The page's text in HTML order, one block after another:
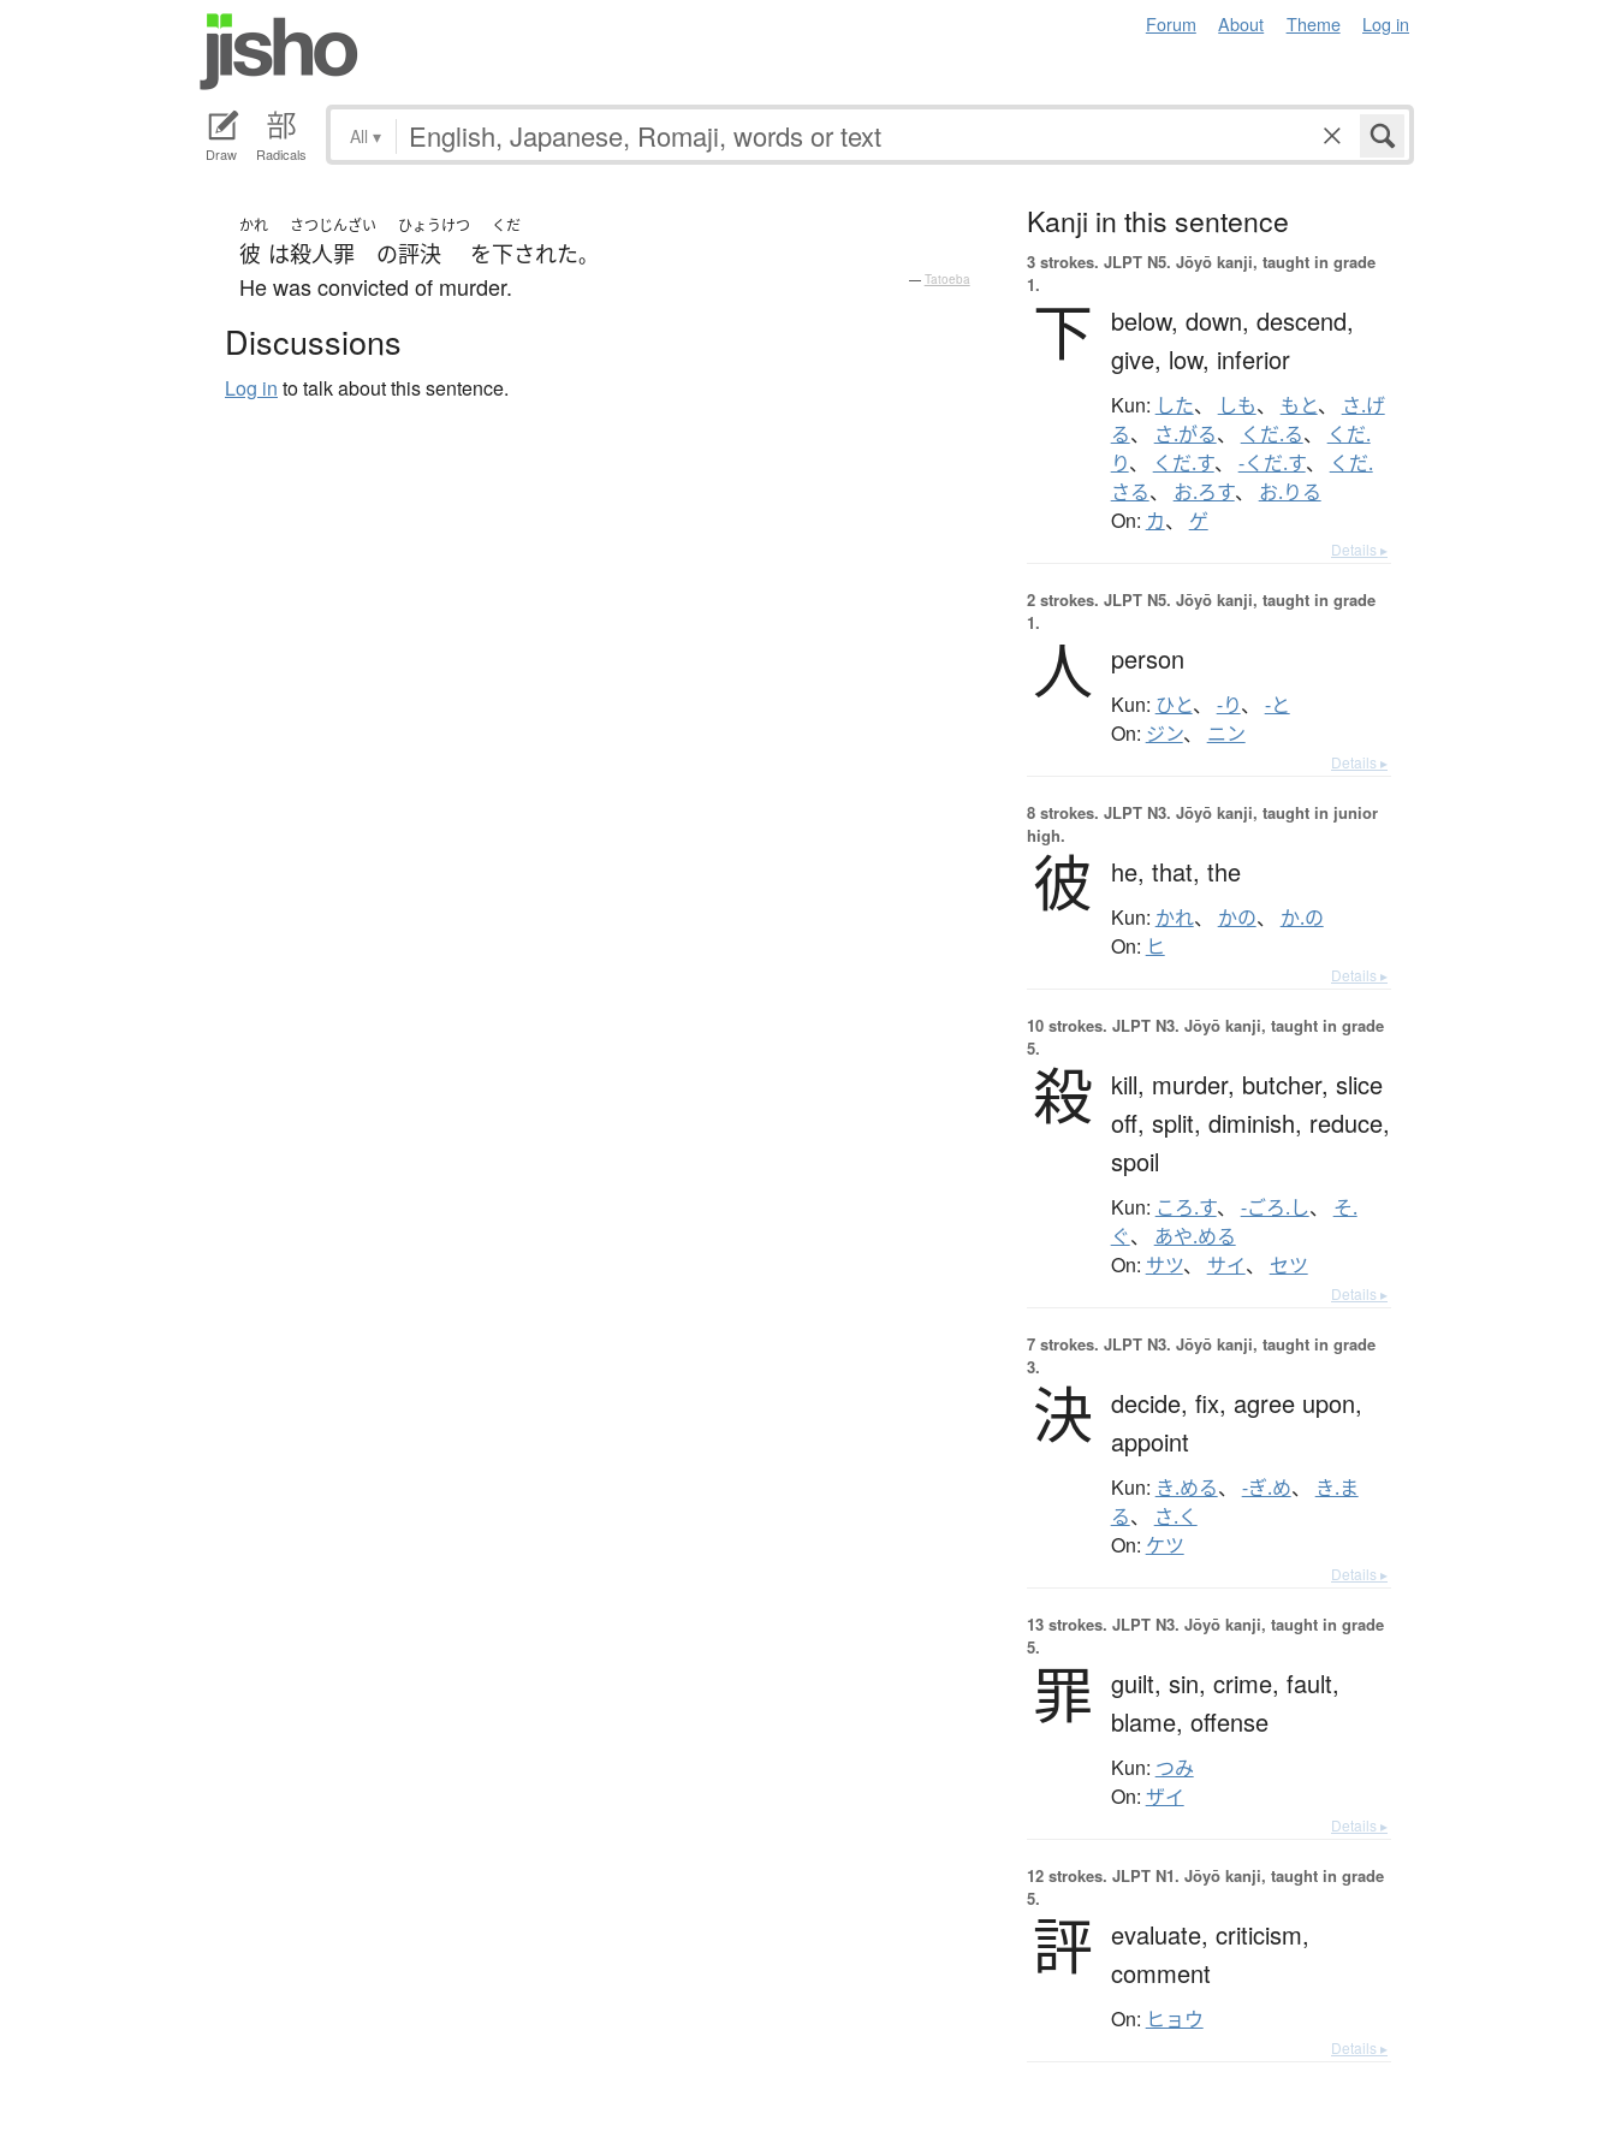
Forum About Theme Log in
Draw Radicals
All ▾
かれ
彼 は
さつじんざい
殺人罪 の
ひょうけつ
評決 を
くだ
下された。
He was convicted of murder. — Tatoeba
Discussions
Log in to talk about this sentence.
Kanji in this sentence
3 strokes. JLPT N5. Jōyō kanji, taught in grade
1.
下 below, down, descend,
give, low, inferior
Kun: した、 しも、 もと、
さ.げ
る、 さ.がる、 くだ.る、
くだ.
り、 くだ.す、 -くだ.す、
くだ.
さる、 お.ろす、 お.りる
On: カ、 ゲ
Details ▸
2 strokes. JLPT N5. Jōyō kanji, taught in grade
1.
人 person
Kun: ひと、 -り、 -と
On: ジン、 ニン
Details ▸
8 strokes. JLPT N3. Jōyō kanji, taught in junior
high.
彼 he, that, the
Kun: かれ、 かの、 か.の
On: ヒ
Details ▸
10 strokes. JLPT N3. Jōyō kanji, taught in grade
5.
殺 kill, murder, butcher, slice
off, split, diminish, reduce,
spoil
Kun: ころ.す、 -ごろ.し、 そ.
ぐ、 あや.める
On: サツ、 サイ、 セツ
Details ▸
7 strokes. JLPT N3. Jōyō kanji, taught in grade
3.
決 decide, fix, agree upon,
appoint
Kun: き.める、 -ぎ.め、
き.ま
る、 さ.く
On: ケツ
Details ▸
13 strokes. JLPT N3. Jōyō kanji, taught in grade
5.
罪 guilt, sin, crime, fault,
blame, offense
Kun: つみ
On: ザイ
Details ▸
12 strokes. JLPT N1. Jōyō kanji, taught in grade
5.
評 evaluate, criticism,
comment
On: ヒョウ
Details ▸